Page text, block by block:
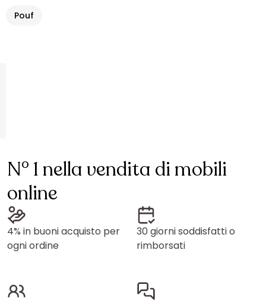
Pouf
N° 1 nella vendita di mobili
online
4% in buoni acquisto per
ogni ordine
30 giorni soddisfatti o
rimborsati